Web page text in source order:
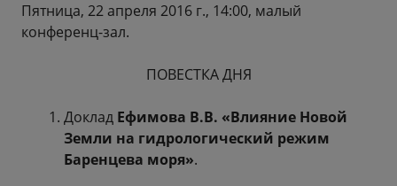
Пятница, 22 апреля 2016 г., 14:00, малый
конференц-зал.
ПОВЕСТКА ДНЯ
Доклад Ефимова В.В. «Влияние Новой
Земли на гидрологический режим
Баренцева моря».